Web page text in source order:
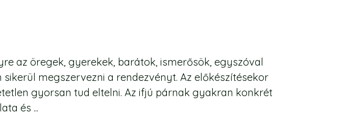
az öregek, gyerekek, barátok, ismerősök, egyszóval
megszervezni a rendezvényt. Az előkészítésekor
gyorsan tud eltelni. Az ifjú párnak gyakran konkrét
és ...